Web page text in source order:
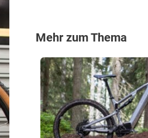
Mehr zum Thema